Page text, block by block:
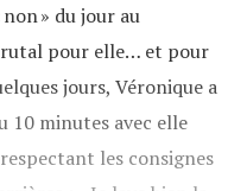
» du jour au
pour elle… et pour
jours, Véronique a
10 minutes avec elle
les consignes